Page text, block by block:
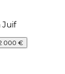
Juif
000 €